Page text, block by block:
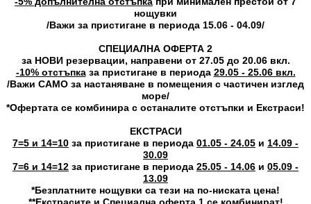
нощувки
/Важи за пристигане в периода 15.06 - 04.09/
СПЕЦИАЛНА ОФЕРТА 2
за НОВИ резервации, направени от 27.05 до 20.06 вкл.
-10% отстъпказа пристигане в периода 29.05 - 25.06 вкл.
/Важи САМО за настаняване в помещения с частичен изглед
море/
*Офертата се комбинира с останалите отстъпки и Екстраси!
ЕКСТРАСИ
7=5 и 14=10 за пристигане в периода 01.05 - 24.05 и 14.09 -
30.09
7=6 и 14=12 за пристигане в периода 25.05 - 14.06 и 05.09 -
13.09
*Безплатните нощувки са тези на по-ниската цена!